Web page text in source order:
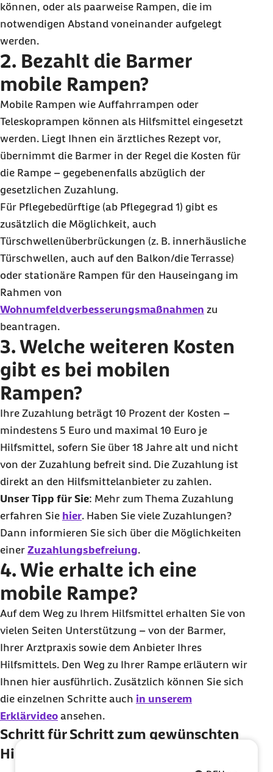
können, oder als paarweise Rampen, die im
notwendigen Abstand voneinander aufgelegt
werden.
2. Bezahlt die Barmer
mobile Rampen?
Mobile Rampen wie Auffahrrampen oder
Teleskoprampen können als Hilfsmittel eingesetzt
werden. Liegt Ihnen ein ärztliches Rezept vor,
übernimmt die Barmer in der Regel die Kosten für
die Rampe – gegebenenfalls abzüglich der
gesetzlichen Zuzahlung.
Für Pflegebedürftige (ab Pflegegrad 1) gibt es
zusätzlich die Möglichkeit, auch
Türschwellenüberbrückungen (z. B. innerhäusliche
Türschwellen, auch auf den Balkon/die Terrasse)
oder stationäre Rampen für den Hauseingang im
Rahmen von
Wohnumfeldverbesserungsmaßnahmen zu
beantragen.
3. Welche weiteren Kosten
gibt es bei mobilen
Rampen?
Ihre Zuzahlung beträgt 10 Prozent der Kosten –
mindestens 5 Euro und maximal 10 Euro je
Hilfsmittel, sofern Sie über 18 Jahre alt und nicht
von der Zuzahlung befreit sind. Die Zuzahlung ist
direkt an den Hilfsmittelanbieter zu zahlen.
Unser Tipp für Sie: Mehr zum Thema Zuzahlung
erfahren Sie hier. Haben Sie viele Zuzahlungen?
Dann informieren Sie sich über die Möglichkeiten
einer Zuzahlungsbefreiung.
4. Wie erhalte ich eine
mobile Rampe?
Auf dem Weg zu Ihrem Hilfsmittel erhalten Sie von
vielen Seiten Unterstützung – von der Barmer,
Ihrer Arztpraxis sowie dem Anbieter Ihres
Hilfsmittels. Den Weg zu Ihrer Rampe erläutern wir
Ihnen hier ausführlich. Zusätzlich können Sie sich
die einzelnen Schritte auch in unserem
Erklärvideo ansehen.
Schritt für Schritt zum gewünschten
Hilfsmittel